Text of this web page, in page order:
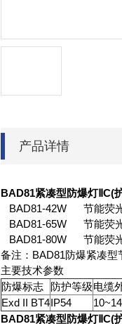
产品详情
BAD81紧凑型防爆灯ⅡC(
BAD81-42W 节能荧
BAD81-65W 节能荧
BAD81-80W 节能荧
备注：BAD81防爆紧凑型
主要技术参数
防爆标志
防护等级电缆
Exd II BT4IP54 10~14
BAD81紧凑型防爆灯ⅡC(